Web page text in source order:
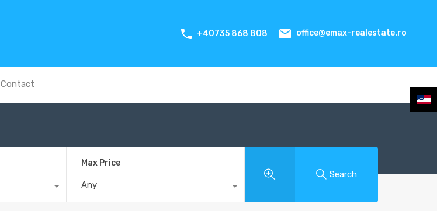
+40735 868 808 office@emax-realestate.ro
Contact
Max Price
Any
Search